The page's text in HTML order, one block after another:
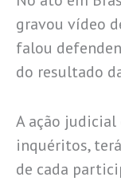
gravou vídeo
falou
do resultado
A ação judicial
inquéritos,
de cada